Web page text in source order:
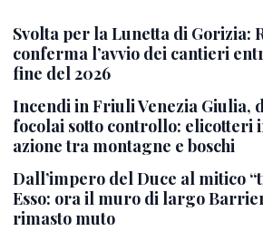
Svolta per la Lunetta di Gorizia:
conferma l’avvio dei cantieri
fine del 2026
Incendi in Friuli Venezia Giulia,
focolai sotto controllo: elicotteri
azione tra montagne e boschi
Dall’impero del Duce al mitico
Esso: ora il muro di largo
rimasto muto